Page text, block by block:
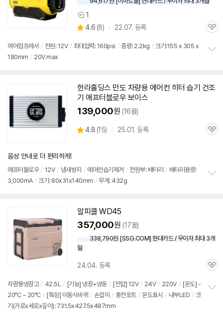
상
품
견
1
별
점
4.6 (상
리
8) 22.07. 등록
관
에어컴프레서 / 전원:12V / 최대압력: 160psi / 중량: 2.2kg / 크기:155 x 305 x
180mm / 20V max
치
한라홀딩스 만도 차량용 에어컨 히터 습기 건조
기 애프터블로우 보이스
139,000원 (16몰)
별
4.8 (상
15) 25.01. 등록
관
음성 안내로 더 편리하게!
애프터블로우 / 12V / 냄새방지 / 에어컨습기제거 / 전원부: 배터리 / 배터리용량:
3,000mA / 크기: 80x31x140mm / 무게: 432g
알피쿨 WD45
357,000원 (17몰)
338,790원 [SSG.COM] 현대카드 / 무이자 최대 3개
월
24.04. 등록
관
차량용냉장고 / 42.5L / [기능] 냉장+냉동 / [전압] 12V / 24V / 220V / [온도] -
20ºC ~ 20ºC / [특징] 이동식바퀴 / 손잡이 / 충전포트 / 온도표시 / 내부LED / 크
기(가로x세로x깊이): 731.5x427.5x487mm